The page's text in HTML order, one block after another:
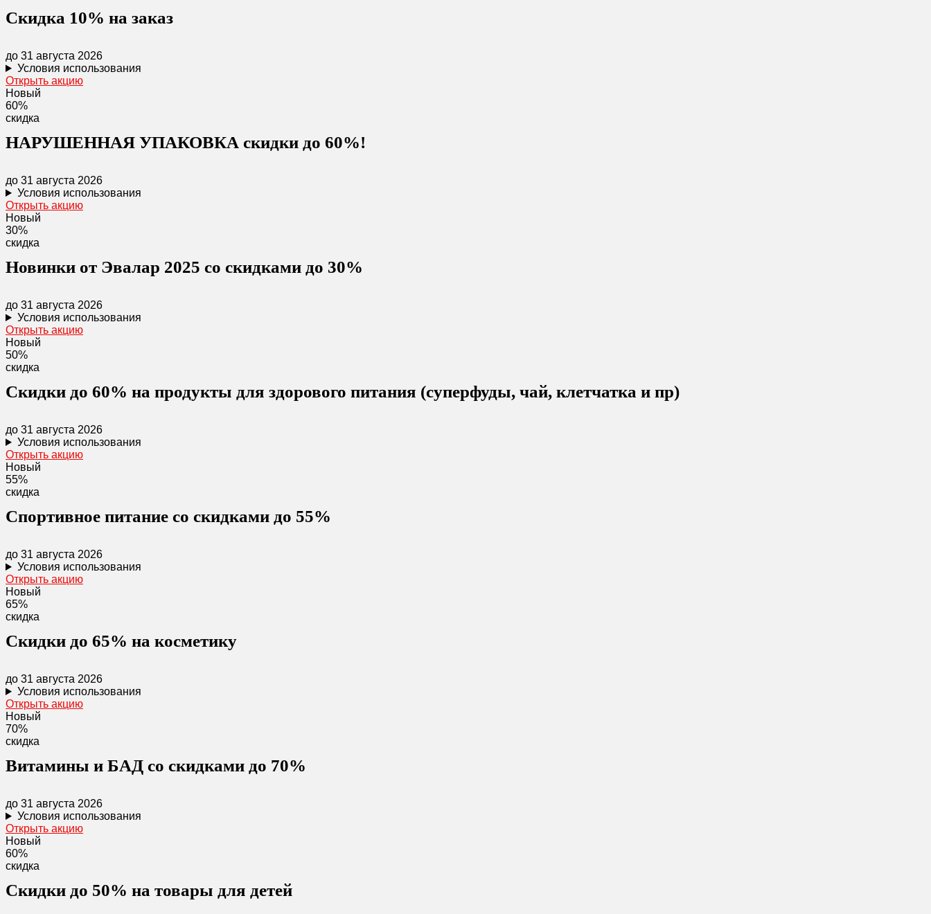
Скидка 10% на заказ
до 31 августа 2026
Условия использования
Открыть акцию
Новый
60%
скидка
НАРУШЕННАЯ УПАКОВКА скидки до 60%!
до 31 августа 2026
Условия использования
Открыть акцию
Новый
30%
скидка
Новинки от Эвалар 2025 со скидками до 30%
до 31 августа 2026
Условия использования
Открыть акцию
Новый
50%
скидка
Скидки до 60% на продукты для здорового питания (суперфуды, чай, клетчатка и пр)
до 31 августа 2026
Условия использования
Открыть акцию
Новый
55%
скидка
Спортивное питание со скидками до 55%
до 31 августа 2026
Условия использования
Открыть акцию
Новый
65%
скидка
Скидки до 65% на косметику
до 31 августа 2026
Условия использования
Открыть акцию
Новый
70%
скидка
Витамины и БАД со скидками до 70%
до 31 августа 2026
Условия использования
Открыть акцию
Новый
60%
скидка
Скидки до 50% на товары для детей